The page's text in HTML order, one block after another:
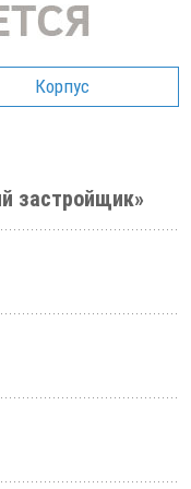
Корпус
застройщик»